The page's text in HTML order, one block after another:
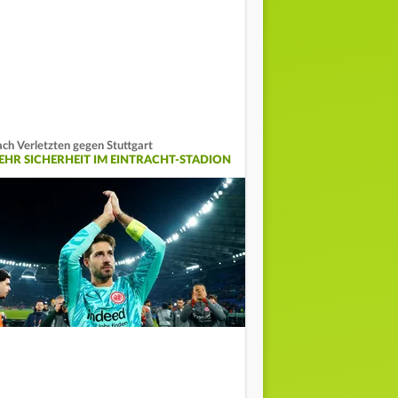
Verletzten gegen Stuttgart
SICHERHEIT IM EINTRACHT-STADION